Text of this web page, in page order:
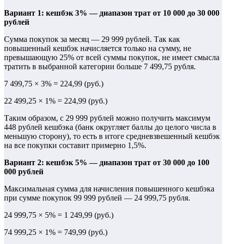
Вариант 1: кешбэк 3% — диапазон трат от 10 000 до 30 000
рублей
Сумма покупок за месяц — 29 999 рублей. Так как
повышенный кешбэк начисляется только на сумму, не
превышающую 25% от всей суммы покупок, не имеет смысла
тратить в выбранной категории больше 7 499,75 рубля.
7 499,75 × 3% = 224,99 (руб.)
22 499,25 × 1% = 224,99 (руб.)
Таким образом, с 29 999 рублей можно получить максимум
448 рублей кешбэка (банк округляет баллы до целого числа в
меньшую сторону), то есть в итоге средневзвешенный кешбэк
на все покупки составит примерно 1,5%.
Вариант 2: кешбэк 5% — диапазон трат от 30 000 до 100
000 рублей
Максимальная сумма для начисления повышенного кешбэка
при сумме покупок 99 999 рублей — 24 999,75 рубля.
24 999,75 × 5% = 1 249,99 (руб.)
74 999,25 × 1% = 749,99 (руб.)